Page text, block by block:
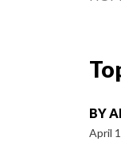
BY
April